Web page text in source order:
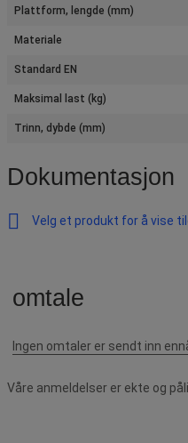
Plattform, lengde (mm)
Materiale
Standard EN
Maksimal last (kg)
Trinn, dybde (mm)
Dokumentasjon
Velg et produkt for å vise
Våre anmeldelser er ekte og